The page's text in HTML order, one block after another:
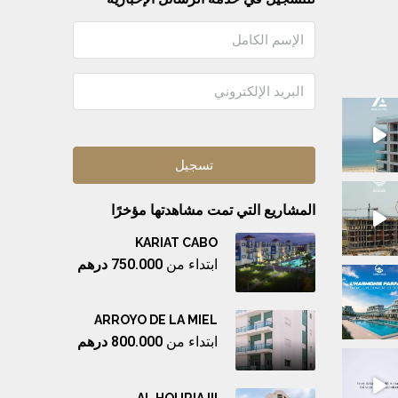
المشاريع التي تمت مشاهدتها مؤخرًا
KARIAT CABO
ابتداء من750.000 درهم
ARROYO DE LA MIEL
ابتداء من800.000 درهم